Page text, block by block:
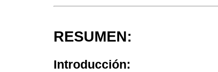
RESUMEN:
Introducción: